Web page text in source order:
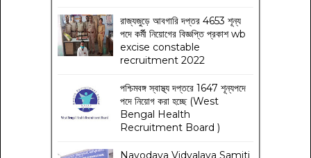
রাজ্যজুড়ে আবগারি দপ্তর 4653 শূন্য
পদে কর্মী নিয়োগের বিজ্ঞপ্তি প্রকাশ wb
excise constable
recruitment 2022
পশ্চিমবঙ্গ স্বাস্থ্য দপ্তরে 1647 শূন্যপদে
পদে নিয়োগ করা হচ্ছে (West
Bengal Health
Recruitment Board )
Navodaya Vidyalaya Samiti